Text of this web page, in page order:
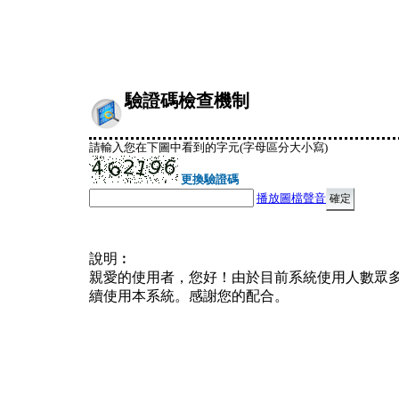
驗證碼檢查機制
請輸入您在下圖中看到的字元(字母區分大小寫)
更換驗證碼
播放圖檔聲音
說明︰
親愛的使用者，您好！由於目前系統使用人數眾
續使用本系統。感謝您的配合。